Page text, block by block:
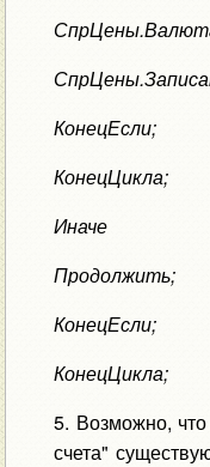
КонецЕсли;
КонецЦикла;
Иначе
Продолжить;
КонецЕсли;
КонецЦикла;
5. Возможно,
счета"